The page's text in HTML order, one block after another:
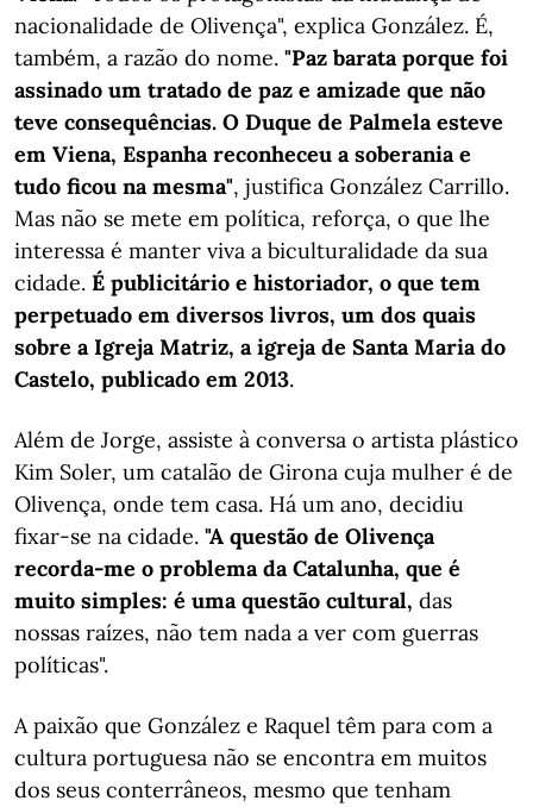
nacionalidade de Olivença", explica González. É,
também, a razão do nome. "Paz barata porque foi
assinado um tratado de paz e amizade que não
teve consequências. O Duque de Palmela esteve
em Viena, Espanha reconheceu a soberania e
tudo ficou na mesma", justifica González Carrillo.
Mas não se mete em política, reforça, o que lhe
interessa é manter viva a biculturalidade da sua
cidade. É publicitário e historiador, o que tem
perpetuado em diversos livros, um dos quais
sobre a Igreja Matriz, a igreja de Santa Maria do
Castelo, publicado em 2013.
Além de Jorge, assiste à conversa o artista plástico
Kim Soler, um catalão de Girona cuja mulher é de
Olivença, onde tem casa. Há um ano, decidiu
fixar-se na cidade. "A questão de Olivença
recorda-me o problema da Catalunha, que é
muito simples: é uma questão cultural, das
nossas raízes, não tem nada a ver com guerras
políticas".
A paixão que González e Raquel têm para com a
cultura portuguesa não se encontra em muitos
dos seus conterrâneos, mesmo que tenham